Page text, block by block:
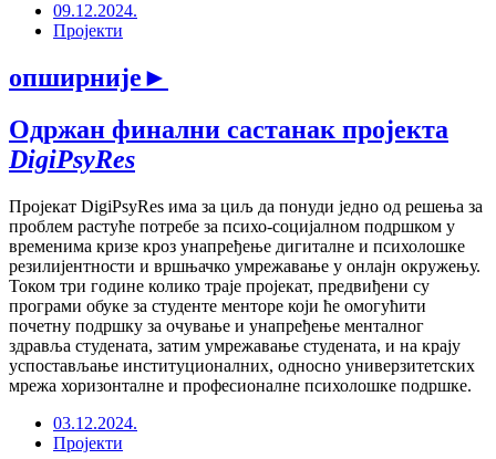
09.12.2024.
Пројекти
опширније►
Одржан финални састанак пројекта
DigiPsyRes
Пројекат DigiPsyRes има за циљ да понуди једно од решења за
проблем растуће потребе за психо-социјалном подршком у
временима кризе кроз унапређење дигиталне и психолошке
резилијентности и вршњачко умрежавање у онлајн окружењу.
Током три године колико траје пројекат, предвиђени су
програми обуке за студенте менторе који ће омогућити
почетну подршку за очување и унапређење менталног
здравља студената, затим умрежавање студената, и на крају
успостављање институционалних, односно универзитетских
мрежа хоризонталне и професионалне психолошке подршке.
03.12.2024.
Пројекти